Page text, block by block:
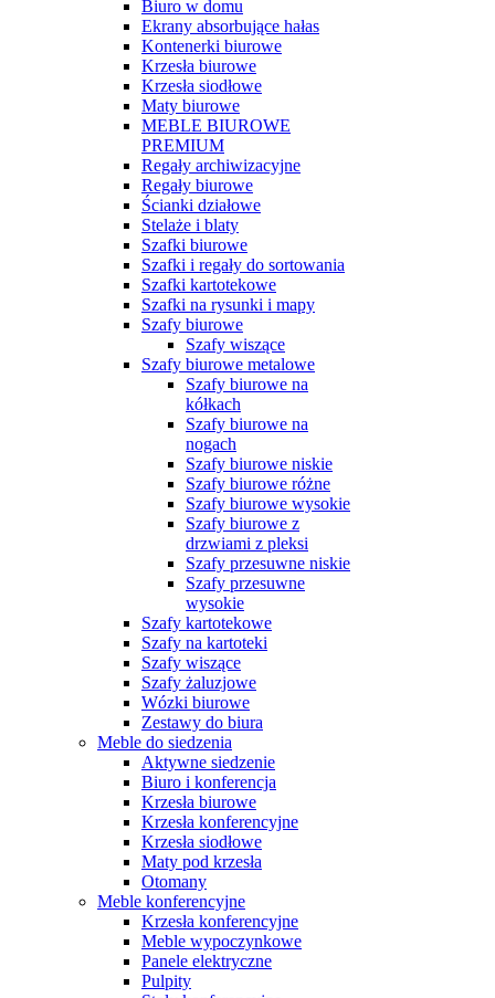
Biuro w domu
Ekrany absorbujące hałas
Kontenerki biurowe
Krzesła biurowe
Krzesła siodłowe
Maty biurowe
MEBLE BIUROWE
PREMIUM
Regały archiwizacyjne
Regały biurowe
Ścianki działowe
Stelaże i blaty
Szafki biurowe
Szafki i regały do sortowania
Szafki kartotekowe
Szafki na rysunki i mapy
Szafy biurowe
Szafy wiszące
Szafy biurowe metalowe
Szafy biurowe na
kółkach
Szafy biurowe na
nogach
Szafy biurowe niskie
Szafy biurowe różne
Szafy biurowe wysokie
Szafy biurowe z
drzwiami z pleksi
Szafy przesuwne niskie
Szafy przesuwne
wysokie
Szafy kartotekowe
Szafy na kartoteki
Szafy wiszące
Szafy żaluzjowe
Wózki biurowe
Zestawy do biura
Meble do siedzenia
Aktywne siedzenie
Biuro i konferencja
Krzesła biurowe
Krzesła konferencyjne
Krzesła siodłowe
Maty pod krzesła
Otomany
Meble konferencyjne
Krzesła konferencyjne
Meble wypoczynkowe
Panele elektryczne
Pulpity